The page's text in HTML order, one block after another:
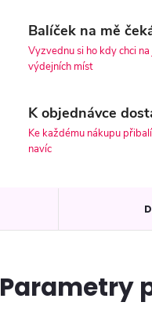
Balíček na mě
Vyzvednu si ho kdy chci
výdejních míst
K objednávce
Ke každému nákupu
navíc
Parametry